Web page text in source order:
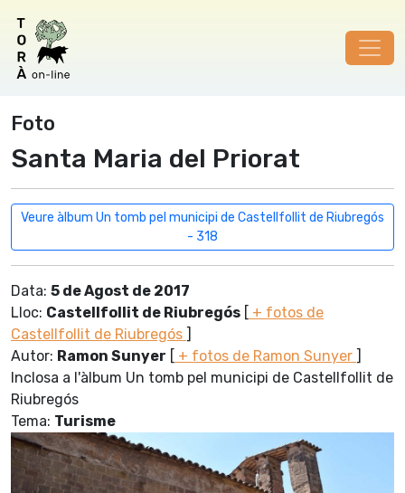
Foto
Santa Maria del Priorat
Veure àlbum Un tomb pel municipi de Castellfollit de Riubregós
- 318
Data: 5 de Agost de 2017
Lloc: Castellfollit de Riubregós [ + fotos de
Castellfollit de Riubregós ]
Autor: Ramon Sunyer [ + fotos de Ramon Sunyer ]
Inclosa a l'àlbum Un tomb pel municipi de Castellfollit de
Riubregós
Tema: Turisme